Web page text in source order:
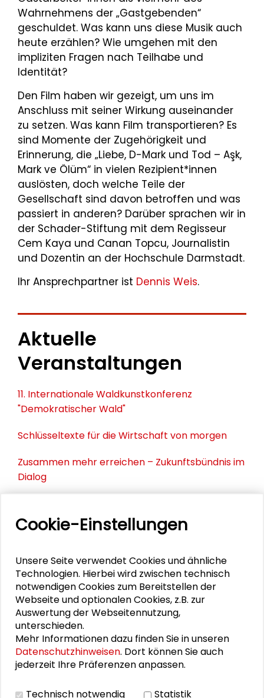
Wahrnehmens der „Gastgebenden“
geschuldet. Was kann uns diese Musik auch
heute erzählen? Wie umgehen mit den
impliziten Fragen nach Teilhabe und
Identität?
Den Film haben wir gezeigt, um uns im
Anschluss mit seiner Wirkung auseinander
zu setzen. Was kann Film transportieren? Es
sind Momente der Zugehörigkeit und
Erinnerung, die „Liebe, D-Mark und Tod – Aşk,
Mark ve Ölüm“ in vielen Rezipient*innen
auslösten, doch welche Teile der
Gesellschaft sind davon betroffen und was
passiert in anderen? Darüber sprachen wir in
der Schader-Stiftung mit dem Regisseur
Cem Kaya und Canan Topcu, Journalistin
und Dozentin an der Hochschule Darmstadt.
Ihr Ansprechpartner ist Dennis Weis.
Aktuelle
Veranstaltungen
11. Internationale Waldkunstkonferenz
"Demokratischer Wald"
Schlüsseltexte für die Wirtschaft von morgen
Zusammen mehr erreichen – Zukunftsbündnis im
Dialog
25. Runder Tisch Wissenschaftsstadt Darmstadt
PERSONEN IM KONTEXT
Canan Topçu
DOWNLOADS
Programm (PDF)
Cookie-Einstellungen
Unsere Seite verwendet Cookies und ähnliche
Technologien. Hierbei wird zwischen technisch
notwendigen Cookies zum Bereitstellen der
Webseite und optionalen Cookies, z.B. zur
Auswertung der Webseitennutzung,
unterschieden.
Mehr Informationen dazu finden Sie in unseren
Datenschutzhinweisen. Dort können Sie auch
jederzeit Ihre Präferenzen anpassen.
Technisch notwendig Statistik